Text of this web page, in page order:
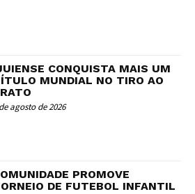
CONQUISTA MAIS UM
MUNDIAL NO TIRO AO
agosto de 2026
PROMOVE
DE FUTEBOL INFANTIL